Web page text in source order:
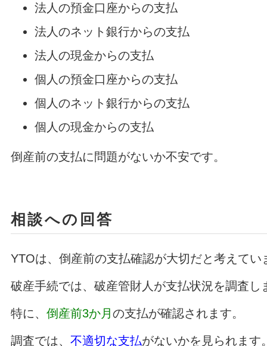
法人の預金口座からの支払
法人のネット銀行からの支払
法人の現金からの支払
個人の預金口座からの支払
個人のネット銀行からの支払
個人の現金からの支払
倒産前の支払に問題がないか不安です。
相談への回答
YTOは、倒産前の支払確認が大切だと考えてい
破産手続では、破産管財人が支払状況を調査し
特に、 倒産前3か月 の支払が確認されます。
調査では、 不適切な支払がないかを見られます